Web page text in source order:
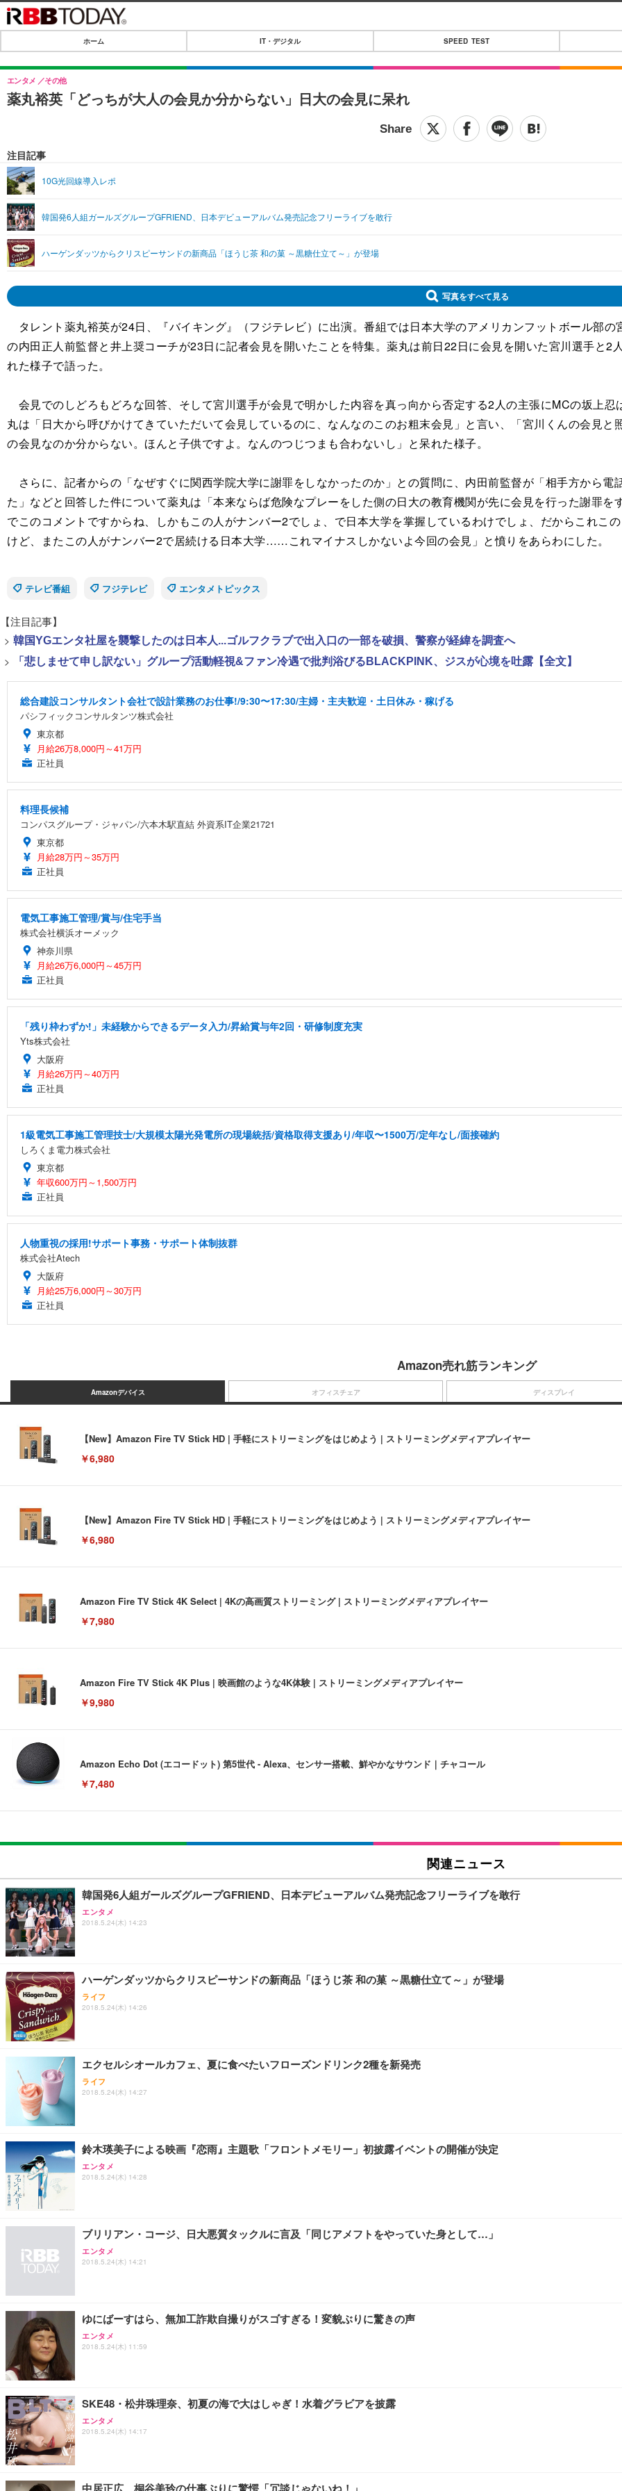
IT・デジタル
IT・デジタルTOP
SPEED TEST
音楽
ライフ
ペット
その他
リリース一覧
プッシュ通知の停止方法
ホーム IT・デジタル SPEED TEST
薬丸裕英「どっちが大人の会見か分からない」日大の会見に呆れ
エンタメ その他
注目記事
10G光回線導入レポ
韓国発6人組ガールズグループGFRIEND、日本デビューアルバム発売記念フリーライブを敢行
ハーゲンダッツからクリスピーサンドの新商品「ほうじ茶 和の菓 ～黒糖仕立て～」が登場
写真をすべて見る
タレント薬丸裕英が24日、『バイキング』（フジテレビ）に出演。番組では日本大学のアメリカンフットボール部の
の内田正人前監督と井上奨コーチが23日に記者会見を開いたことを特集。薬丸は前日22日に会見を開いた宮川選手と
れた様子で語った。
会見でのしどろもどろな回答、そして宮川選手が会見で明かした内容を真っ向から否定する2人の主張にMCの坂上忍
丸は「日大から呼びかけてきていただいて会見しているのに、なんなのこのお粗末会見」と言い、「宮川くんの会見
の会見なのか分からない。ほんと子供ですよ。なんのつじつまも合わないし」と呆れた様子。
さらに、記者からの「なぜすぐに関西学院大学に謝罪をしなかったのか」との質問に、内田前監督が「相手方から
た」などと回答した件について薬丸は「本来ならば危険なプレーをした側の日大の教育機関が先に会見を行った謝罪
でこのコメントですからね、しかもこの人がナンバー2でしょ、で日本大学を掌握しているわけでしょ、だからこれこ
けど、またこの人がナンバー2で居続ける日本大学……これマイナスしかないよ今回の会見」と憤りをあらわにした。
テレビ番組
フジテレビ エンタメトピックス
【注目記事】
> 韓国YGエンタ社屋を襲撃したのは日本人...ゴルフクラブで出入口の一部を破損、警察が経緯を調査へ
> 「悲しませて申し訳ない」グループ活動軽視&ファン冷遇で批判浴びるBLACKPINK、ジスが心境を吐露【全文】
総合建設コンサルタント会社で設計業務のお仕事!/9:30〜17:30/主婦・主夫歓迎・土日休み・稼げる
パシフィックコンサルタンツ株式会社
東京都
月給26万8,000円～41万円
正社員
料理長候補
コンパスグループ・ジャパン/六本木駅直結 外資系IT企業21721
東京都
月給28万円～35万円
正社員
電気工事施工管理/賞与/住宅手当
株式会社横浜オーメック
神奈川県
月給26万6,000円～45万円
正社員
「残り枠わずか!」未経験からできるデータ入力/昇給賞与年2回・研修制度充実
Yts株式会社
大阪府
月給26万円～40万円
正社員
1級電気工事施工管理技士/大規模太陽光発電所の現場統括/資格取得支援あり/年収〜1500万/定年なし/面接確約
しろくま電力株式会社
東京都
年収600万円～1,500万円
正社員
人物重視の採用!サポート事務・サポート体制抜群
株式会社Atech
大阪府
月給25万6,000円～30万円
正社員
Amazon売れ筋ランキング
Amazonデバイス
【New】Amazon Fire TV Stick HD | 手軽にストリーミングをはじめよう | ストリーミングメディアプレイヤー
￥6,980
【New】Amazon Fire TV Stick HD | 手軽にストリーミングをはじめよう | ストリーミングメディアプレイヤー
￥6,980
Amazon Fire TV Stick 4K Select | 4Kの高画質ストリーミング | ストリーミングメディアプレイヤー
￥7,980
Amazon Fire TV Stick 4K Plus | 映画館のような4K体験 | ストリーミングメディアプレイヤー
￥9,980
Amazon Echo Dot (エコードット) 第5世代 - Alexa、センサー搭載、鮮やかなサウンド｜チャコール
￥7,480
オフィスチェア
[EdoErgo] オフィスチェア 椅子 テレワーク 疲れない 跳ね上げ式アームレスト コンパクト 約105度ロッキング pc 事務椅子 360度回
￥5,699
Sezlife オフィスチェア デスクチェア 疲れない テレワーク チェア 強化バックレスト 30度ロッキング機能 人間工学 椅子 腰サポート
ANDWINT オフィスチェア デスクチェア 肘なし メッシュ 通気性 ランバーサポート付き 腰サポート ガス圧無段階昇降 360度回転 キ
ディスプレイ
EIZO ビジネス向けプレミアムモニター | FlexScan EV3240X-WT | 31.5型4K UHD・USB Type-C・ホワイト
￥105,595
Amazonベーシック ペットシーツ 薄型 レギュラー 1回使い捨て 無香料 ホワイト 300枚
￥3,373
関連ニュース
韓国発6人組ガールズグループGFRIEND、日本デビューアルバム発売記念フリーライブを敢行
エンタメ
2018.5.24(木) 14:23
ハーゲンダッツからクリスピーサンドの新商品「ほうじ茶 和の菓 ～黒糖仕立て～」が登場
ライフ
2018.5.24(木) 14:26
エクセルシオールカフェ、夏に食べたいフローズンドリンク2種を新発売
ライフ
2018.5.24(木) 14:27
鈴木瑛美子による映画『恋雨』主題歌「フロントメモリー」初披露イベントの開催が決定
エンタメ
2018.5.24(木) 14:28
ブリリアン・コージ、日大悪質タックルに言及「同じアメフトをやっていた身として…」
エンタメ
2018.5.24(木) 14:21
ゆにばーすはら、無加工詐欺自撮りがスゴすぎる！変貌ぶりに驚きの声
エンタメ
2018.5.24(木) 11:59
SKE48・松井珠理奈、初夏の海で大はしゃぎ！水着グラビアを披露
エンタメ
2018.5.24(木) 14:17